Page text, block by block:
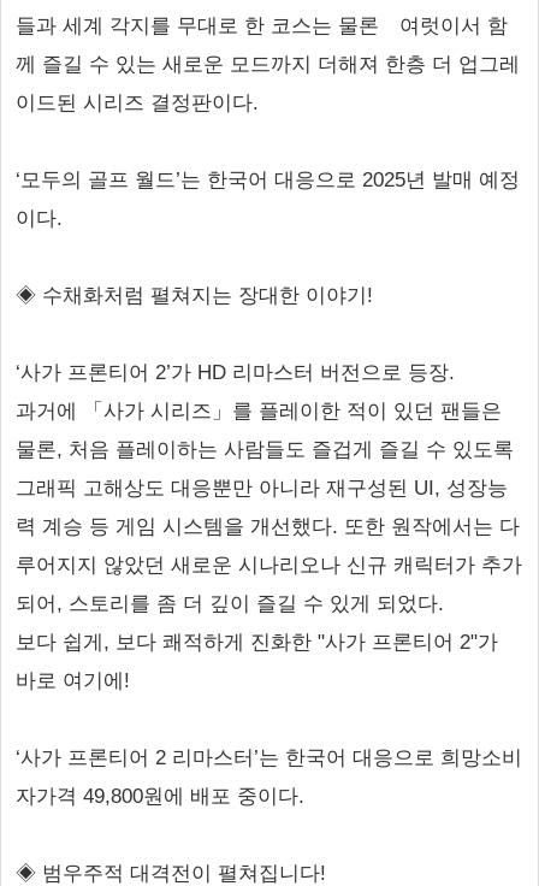
들과 세계 각지를 무대로 한 코스는 물론 여럿이서 함
께 즐길 수 있는 새로운 모드까지 더해져 한층 더 업그레
이드된 시리즈 결정판이다.
‘모두의 골프 월드’는 한국어 대응으로 2025년 발매 예정
이다.
◈ 수채화처럼 펼쳐지는 장대한 이야기!
‘사가 프론티어 2’가 HD 리마스터 버전으로 등장.
과거에 「사가 시리즈」를 플레이한 적이 있던 팬들은
물론, 처음 플레이하는 사람들도 즐겁게 즐길 수 있도록
그래픽 고해상도 대응뿐만 아니라 재구성된 UI, 성장능
력 계승 등 게임 시스템을 개선했다. 또한 원작에서는 다
루어지지 않았던 새로운 시나리오나 신규 캐릭터가 추가
되어, 스토리를 좀 더 깊이 즐길 수 있게 되었다.
보다 쉽게, 보다 쾌적하게 진화한 "사가 프론티어 2"가
바로 여기에!
‘사가 프론티어 2 리마스터’는 한국어 대응으로 희망소비
자가격 49,800원에 배포 중이다.
◈ 범우주적 대격전이 펼쳐집니다!